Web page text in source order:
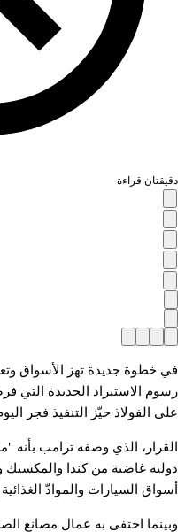
دقيقتان قراءة
في خطوة جديدة تهز الأسواق
رسوم الاستيراد الجديدة التي
على الفولاذ حيّز التنفيذ فجر اليوم
القرار، الذي وصفه ترامب بأنه
دولية غاضبة من كندا والمكسيك
أسواق السيارات والموادّ
وبينما احتفى به عمال مصانع